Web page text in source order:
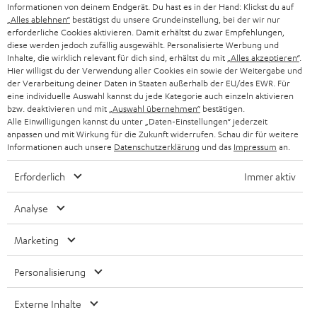
a
n
m
e
l
d
u
n
g
Kategorien
HEIMKINO
HEIMKINO-KOMPLETTANLAGEN
SOUNDBAR
HIFI-LAUTSPRECHER
SMART HOME
BLUETOOTH-LAUTSPRECHER
KOPFHÖRER
BLUETOOTH-KOPFHÖRER
Unternehmen
SUPPORT
KARRIERE
PRESSE & MARKETING
GESCHÄFTSKUNDEN
PARTNERPROGRAMM
BLOG
NEWSLETTER
Teufel Onlineshops
DEUTSCHLAND
SCHWEIZ
NIEDERLANDE
Informationen von deinem Endgerät. Du hast es in der Hand: Klickst du auf
„Alles ablehnen“ bestätigst du unsere Grundeinstellung, bei der wir nur
erforderliche Cookies aktivieren. Damit erhältst du zwar Empfehlungen,
diese werden jedoch zufällig ausgewählt. Personalisierte Werbung und
Inhalte, die wirklich relevant für dich sind, erhältst du mit „Alles akzeptieren“.
Hier willigst du der Verwendung aller Cookies ein sowie der Weitergabe und
der Verarbeitung deiner Daten in Staaten außerhalb der EU/des EWR. Für
eine individuelle Auswahl kannst du jede Kategorie auch einzeln aktivieren
bzw. deaktivieren und mit „Auswahl übernehmen“ bestätigen.
Alle Einwilligungen kannst du unter „Daten-Einstellungen“ jederzeit
anpassen und mit Wirkung für die Zukunft widerrufen. Schau dir für weitere
Informationen auch unsere Datenschutzerklärung und das Impressum an.
Erforderlich Immer aktiv
Analyse
Marketing
Personalisierung
Externe Inhalte